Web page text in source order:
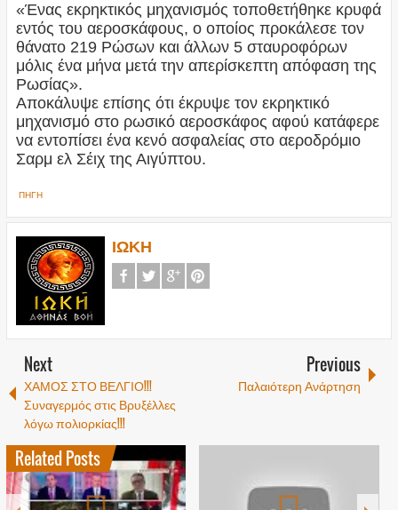
«Ένας εκρηκτικός μηχανισμός τοποθετήθηκε κρυφά
εντός του αεροσκάφους, ο οποίος προκάλεσε τον
θάνατο 219 Ρώσων και άλλων 5 σταυροφόρων
μόλις ένα μήνα μετά την απερίσκεπτη απόφαση της
Ρωσίας».
Αποκάλυψε επίσης ότι έκρυψε τον εκρηκτικό
μηχανισμό στο ρωσικό αεροσκάφος αφού κατάφερε
να εντοπίσει ένα κενό ασφαλείας στο αεροδρόμιο
Σαρμ ελ Σέιχ της Αιγύπτου.
ΠΗΓΗ
ΙΩΚΗ
Next
ΧΑΜΟΣ ΣΤΟ ΒΕΛΓΙΟ!!!
Συναγερμός στις Βρυξέλλες
λόγω πολιορκίας!!!
Previous
Παλαιότερη Ανάρτηση
Related Posts